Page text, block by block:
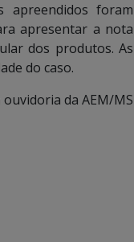
apreendidos foram
apresentar a nota
dos produtos. As
do caso.
da AEM/MS